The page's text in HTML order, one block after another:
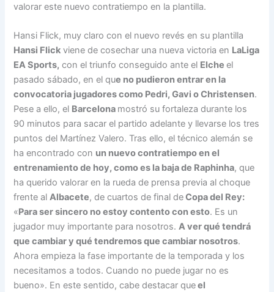
valorar este nuevo contratiempo en la plantilla.
Hansi Flick, muy claro con el nuevo revés en su plantilla
Hansi Flick viene de cosechar una nueva victoria en LaLiga
EA Sports, con el triunfo conseguido ante el Elcheel
pasado sábado, en el que no pudieron entrar en la
convocatoria jugadores como Pedri, Gavi o Christensen.
Pese a ello, el Barcelona mostró su fortaleza durante los
90 minutos para sacar el partido adelante y llevarse los tres
puntos del Martínez Valero. Tras ello, el técnico alemán se
ha encontrado con un nuevo contratiempo en el
entrenamiento de hoy, como es la baja de Raphinha, que
ha querido valorar en la rueda de prensa previa al choque
frente alAlbacete, de cuartos de final deCopa del Rey:
«Para ser sincero no estoy contento con esto. Es un
jugador muy importante para nosotros.A ver qué tendrá
que cambiar y qué tendremos que cambiar nosotros.
Ahora empieza la fase importante de la temporada y los
necesitamos a todos. Cuando no puede jugar no es
bueno». En este sentido, cabe destacar queel